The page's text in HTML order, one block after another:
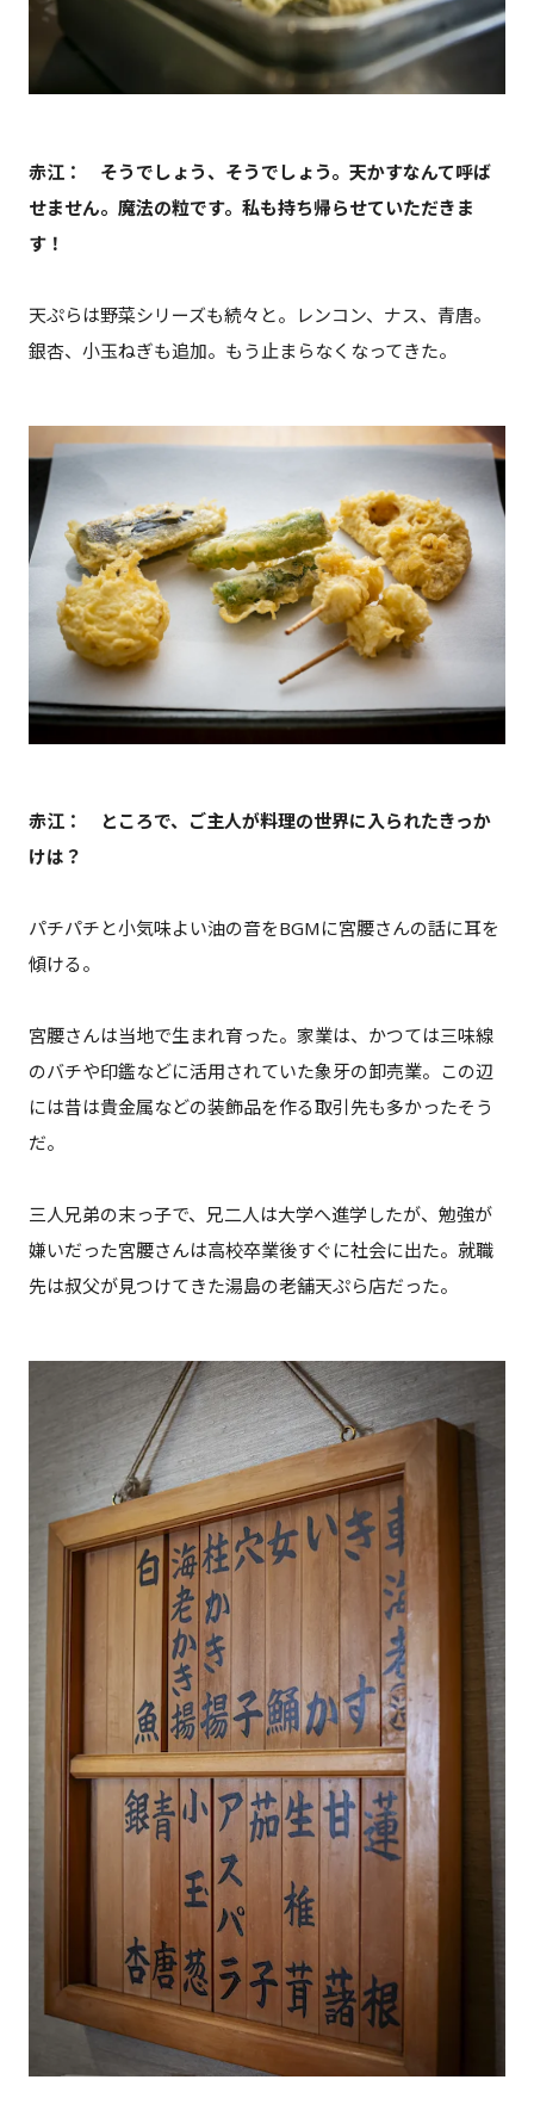
赤江： そうでしょう、そうでしょう。天かすなんて呼ば
せません。魔法の粒です。私も持ち帰らせていただきま
す！
天ぷらは野菜シリーズも続々と。レンコン、ナス、青唐。
銀杏、小玉ねぎも追加。もう止まらなくなってきた。
赤江： ところで、ご主人が料理の世界に入られたきっか
けは？
パチパチと小気味よい油の音をBGMに宮腰さんの話に耳を
傾ける。
宮腰さんは当地で生まれ育った。家業は、かつては三味線
のバチや印鑑などに活用されていた象牙の卸売業。この辺
には昔は貴金属などの装飾品を作る取引先も多かったそう
だ。
三人兄弟の末っ子で、兄二人は大学へ進学したが、勉強が
嫌いだった宮腰さんは高校卒業後すぐに社会に出た。就職
先は叔父が見つけてきた湯島の老舗天ぷら店だった。